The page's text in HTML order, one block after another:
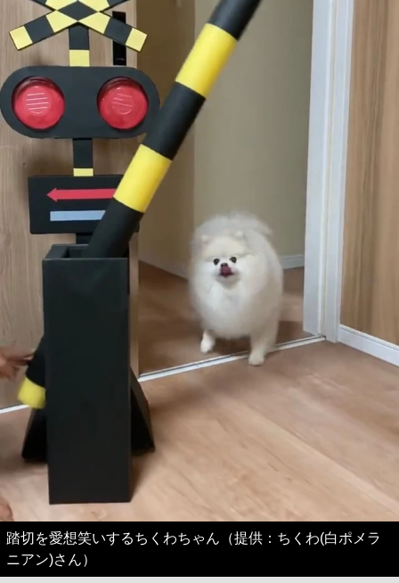
踏切を愛想笑いするちくわちゃん（提供：ちくわ(白ポメラ
ニアン)さん）